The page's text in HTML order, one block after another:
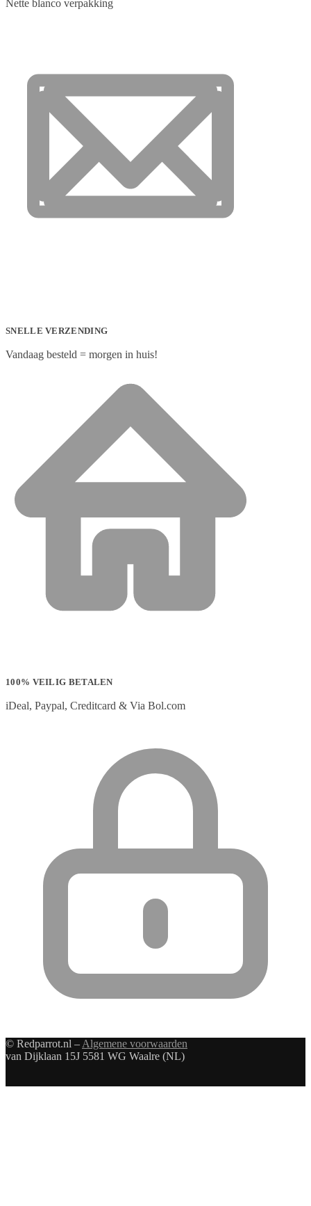
Nette blanco verpakking
SNELLE VERZENDING
Vandaag besteld = morgen in huis!
100% VEILIG BETALEN
iDeal, Paypal, Creditcard & Via Bol.com
© Redparrot.nl – Algemene voorwaarden
van Dijklaan 15J 5581 WG Waalre (NL)